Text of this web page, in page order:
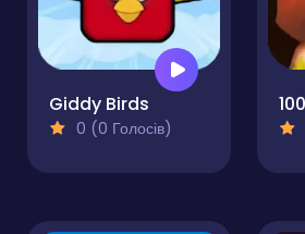
Giddy Birds
0 (0 Голосів)